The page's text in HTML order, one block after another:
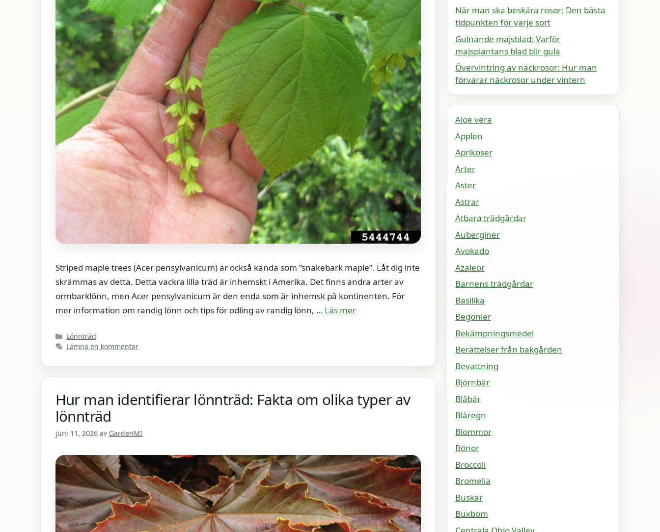
Striped maple trees (Acer pensylvanicum) är också kända som ”snakebark maple”. Låt dig inte
skrämmas av detta. Detta vackra lilla träd är inhemskt i Amerika. Det finns andra arter av
ormbarklönn, men Acer pensylvanicum är den enda som är inhemsk på kontinenten. För
mer information om randig lönn och tips för odling av randig lönn, … Läs mer
Kategorier
Lönnträd
Lämna en kommentar
Hur man identifierar lönnträd: Fakta om olika typer av
lönnträd
juni 11, 2026 av GardenMI
När man ska beskära rosor: Den bästa
tidpunkten för varje sort
Gulnande majsblad: Varför
majsplantans blad blir gula
Övervintring av näckrosor: Hur man
förvarar näckrosor under vintern
Aloe vera
Äpplen
Aprikoser
Ärter
Aster
Astrar
Ätbara trädgårdar
Auberginer
Avokado
Azaleor
Barnens trädgårdar
Basilika
Begonier
Bekämpningsmedel
Berättelser från bakgården
Bevattning
Björnbär
Blåbär
Blåregn
Blommor
Bönor
Broccoli
Bromelia
Buskar
Buxbom